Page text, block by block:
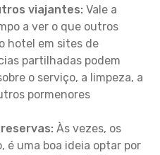
viajantes: Vale a
a ver o que outros
hotel em sites de
partilhadas podem
o serviço, a limpeza, a
pormenores
Às vezes, os
é uma boa ideia optar por